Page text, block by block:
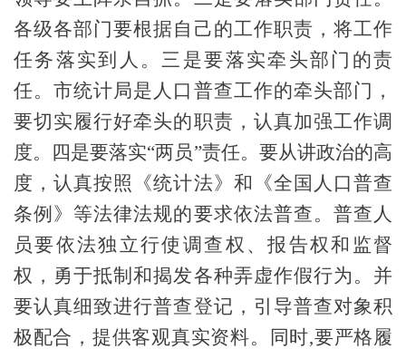
各级各部门要根据自己的工作职责，将工作
任务落实到人。三是要落实牵头部门的责
任。市统计局是人口普查工作的牵头部门，
要切实履行好牵头的职责，认真加强工作调
度。四是要落实“两员”责任。要从讲政治的高
度，认真按照《统计法》和《全国人口普查
条例》等法律法规的要求依法普查。普查人
员要依法独立行使调查权、报告权和监督
权，勇于抵制和揭发各种弄虚作假行为。并
要认真细致进行普查登记，引导普查对象积
极配合，提供客观真实资料。同时,要严格履